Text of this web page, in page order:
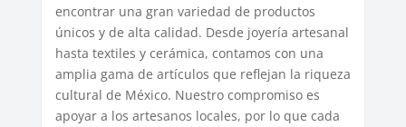
encontrar una gran variedad de productos
únicos y de alta calidad. Desde joyería artesanal
hasta textiles y cerámica, contamos con una
amplia gama de artículos que reflejan la riqueza
cultural de México. Nuestro compromiso es
apoyar a los artesanos locales, por lo que cada